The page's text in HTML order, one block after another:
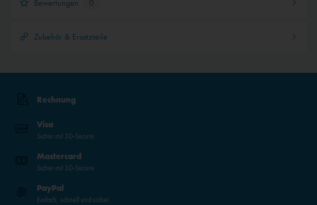
Bewertungen 0
Zubehör & Ersatzteile
Rechnung
Visa
Sicher mit 3D-Secure
Mastercard
Sicher mit 3D-Secure
PayPal
Einfach, schnell und sicher